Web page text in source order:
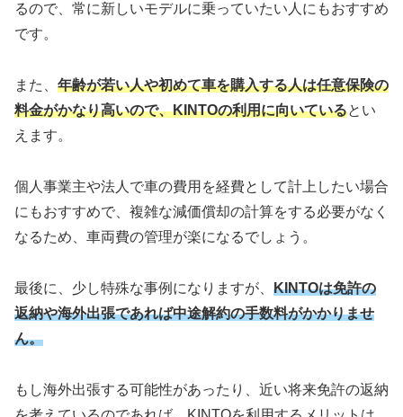
るので、常に新しいモデルに乗っていたい人にもおすすめ
です。
また、 年齢が若い人や初めて車を購入する人は任意保険の
料金がかなり高いので、KINTOの利用に向いているとい
えます。
個人事業主や法人で車の費用を経費として計上したい場合
にもおすすめで、複雑な減価償却の計算をする必要がなく
なるため、車両費の管理が楽になるでしょう。
最後に、少し特殊な事例になりますが、 KINTOは免許の
返納や海外出張であれば中途解約の手数料がかかりませ
ん。
もし海外出張する可能性があったり、近い将来免許の返納